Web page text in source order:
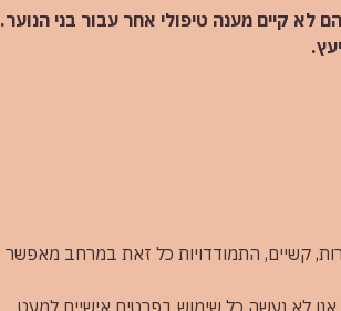
לא קיים מענה טיפולי אחר עבור בני הנוער.
קשיים, התמודדויות כל זאת במרחב מאפשר